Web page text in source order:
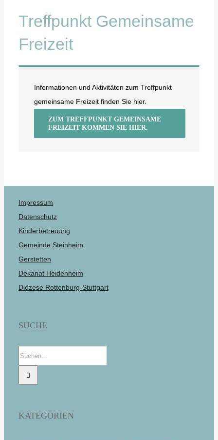
Treffpunkt Gemeinsame
Freizeit
Informationen und Aktivitäten zum Treffpunkt
gemeinsame Freizeit finden Sie hier.
ZUM TREFFPUNKT GEMEINSAME
FREIZEIT KOMMEN SIE HIER.
Impressum
Datenschutz
Kinderbetreuung
Gemeinde Steinheim
Gerstetten
Dekanat Heidenheim
Diözese Rottenburg-Stuttgart
SUCHE
Suche
nach:
KATEGORIEN